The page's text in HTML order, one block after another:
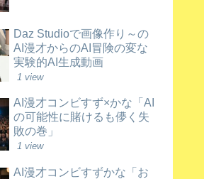
Daz Studioで画像作り～の
AI漫才からのAI冒険の変な
実験的AI生成動画
1 view
AI漫才コンビすず×かな「AI
の可能性に賭けるも儚く失
敗の巻」
1 view
AI漫才コンビすずかな「お